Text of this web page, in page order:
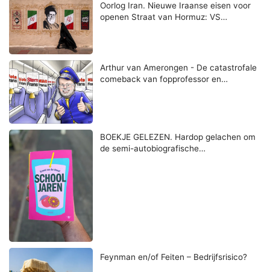
Oorlog Iran. Nieuwe Iraanse eisen voor
openen Straat van Hormuz: VS…
Arthur van Amerongen - De catastrofale
comeback van fopprofessor en…
BOEKJE GELEZEN. Hardop gelachen om
de semi-autobiografische…
Feynman en/of Feiten – Bedrijfsrisico?